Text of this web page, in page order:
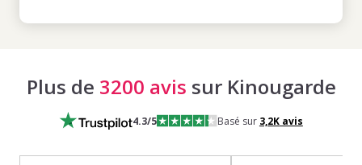
Plus de 3200 avis sur Kinougarde
4.3/5 Basé sur 3,2Kavis